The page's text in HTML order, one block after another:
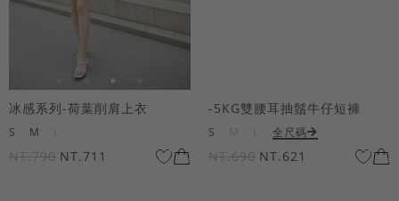
冰感系列-荷葉削肩上衣
S M
NT.790 NT.711
-5KG雙腰耳抽鬚牛仔短褲
S 全尺碼
NT.690 NT.621